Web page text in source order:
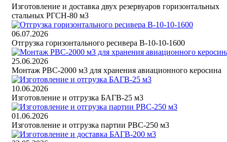
Изготовление и доставка двух резервуаров горизонтальных
стальных РГСН-80 м3
06.07.2026
Отгрузка горизонтального ресивера В-10-10-1600
25.06.2026
Монтаж РВС-2000 м3 для хранения авиационного керосина
10.06.2026
Изготовление и отгрузка БАГВ-25 м3
01.06.2026
Изготовление и отгрузка партии РВС-250 м3